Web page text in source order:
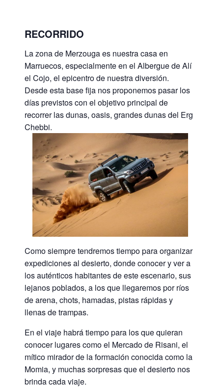
RECORRIDO
La zona de Merzouga es nuestra casa en
Marruecos, especialmente en el Albergue de Alí
el Cojo, el epicentro de nuestra diversión.
Desde esta base fija nos proponemos pasar los
días previstos con el objetivo principal de
recorrer las dunas, oasis, grandes dunas del Erg
Chebbi.
Como siempre tendremos tiempo para organizar
expediciones al desierto, donde conocer y ver a
los auténticos habitantes de este escenario, sus
lejanos poblados, a los que llegaremos por ríos
de arena, chots, hamadas, pistas rápidas y
llenas de trampas.
En el viaje habrá tiempo para los que quieran
conocer lugares como el Mercado de Risani, el
mítico mirador de la formación conocida como la
Momia, y muchas sorpresas que el desierto nos
brinda cada viaje.